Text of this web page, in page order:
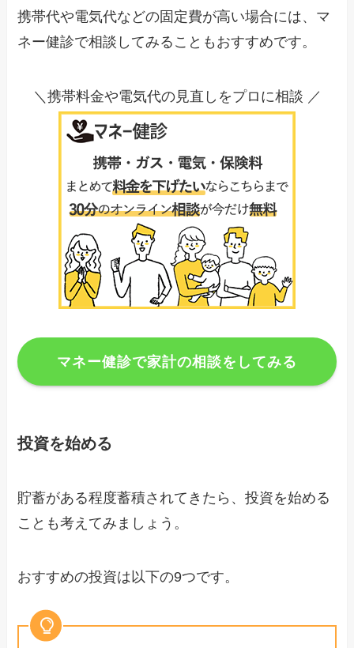
携帯代や電気代などの固定費が高い場合には、マ
ネー健診で相談してみることもおすすめです。
＼携帯料金や電気代の見直しをプロに相談 ／
マネー健診で家計の相談をしてみる
投資を始める
貯蓄がある程度蓄積されてきたら、投資を始める
ことも考えてみましょう。
おすすめの投資は以下の9つです。